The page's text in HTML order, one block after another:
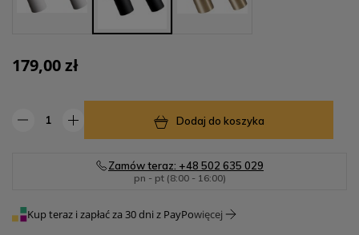
179,00 zł
Dodaj do koszyka
Zamów teraz: +48 502 635 029
pn - pt (8:00 - 16:00)
Kup teraz i zapłać za 30 dni z PayPowięcej